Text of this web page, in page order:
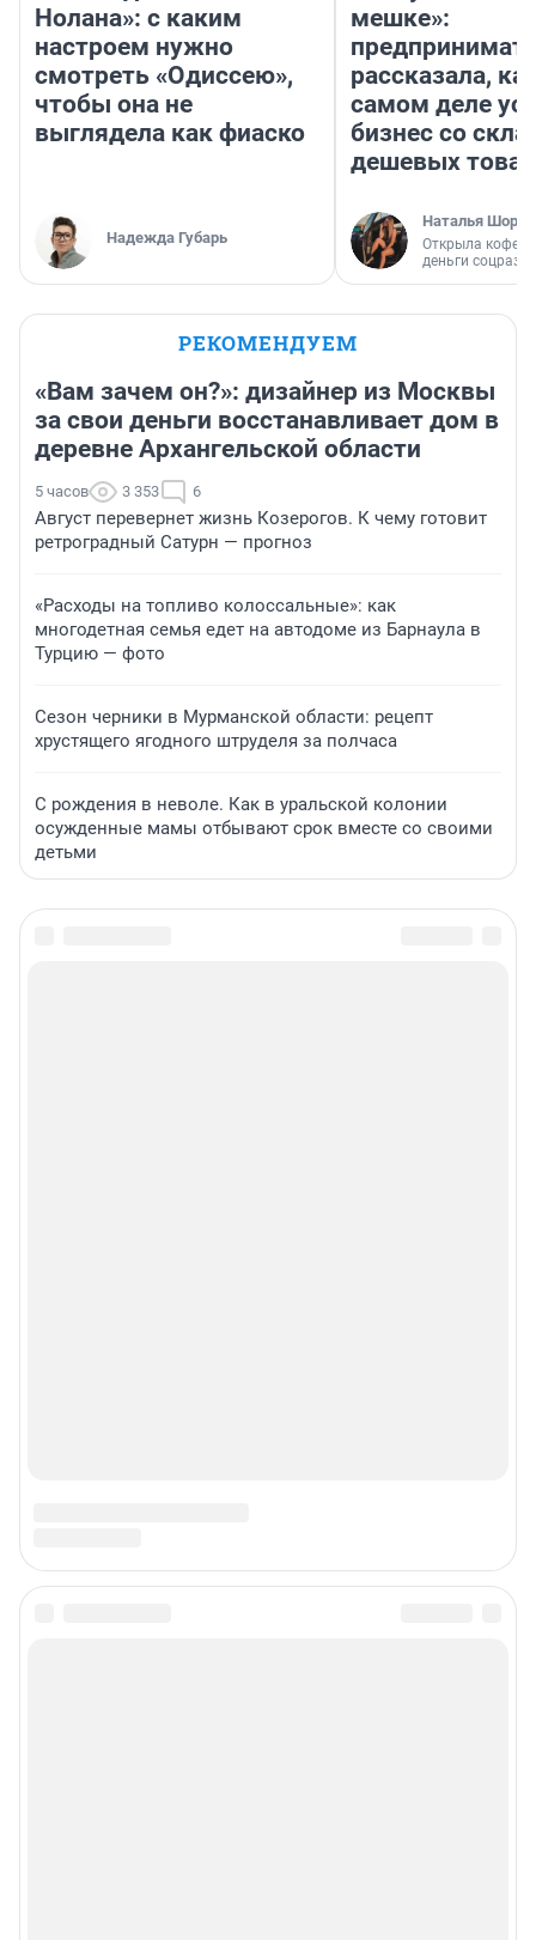
Нолана»: с каким
настроем нужно
смотреть «Одиссею»,
чтобы она не
выглядела как фиаско
Надежда Губарь
мешке»:
рассказала,
самом деле
бизнес со
дешевых
Наталья
Открыла
деньги
РЕКОМЕНДУЕМ
«Вам зачем он?»: дизайнер из Москвы
за свои деньги восстанавливает дом в
деревне Архангельской области
5 часов 3 353 6
Август перевернет жизнь Козерогов. К чему готовит
ретроградный Сатурн — прогноз
«Расходы на топливо колоссальные»: как
многодетная семья едет на автодоме из Барнаула в
Турцию — фото
Сезон черники в Мурманской области: рецепт
хрустящего ягодного штруделя за полчаса
С рождения в неволе. Как в уральской колонии
осужденные мамы отбывают срок вместе со своими
детьми